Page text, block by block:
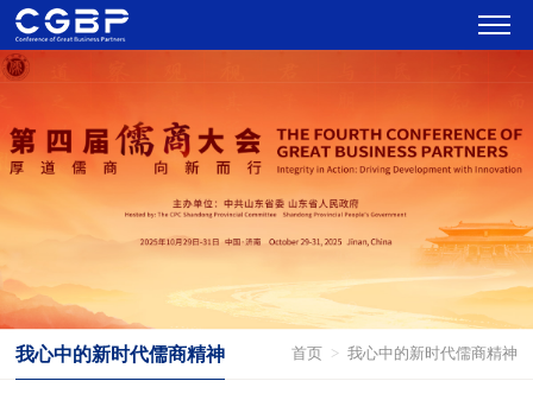
我心中的新时代儒商精神 首页 > 我心中的新时代儒商精神